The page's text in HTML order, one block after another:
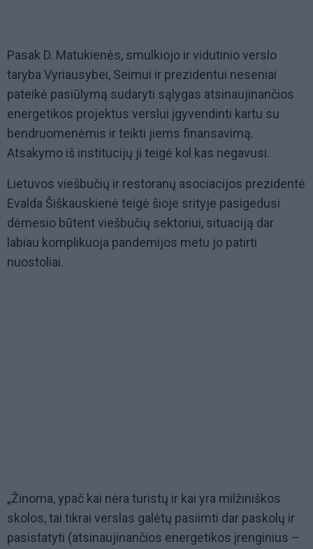
Pasak D. Matukienės, smulkiojo ir vidutinio verslo
taryba Vyriausybei, Seimui ir prezidentui neseniai
pateikė pasiūlymą sudaryti sąlygas atsinaujinančios
energetikos projektus verslui įgyvendinti kartu su
bendruomenėmis ir teikti jiems finansavimą.
Atsakymo iš institucijų ji teigė kol kas negavusi.
Lietuvos viešbučių ir restoranų asociacijos prezidentė
Evalda Šiškauskienė teigė šioje srityje pasigedusi
dėmesio būtent viešbučių sektoriui, situaciją dar
labiau komplikuoja pandemijos metu jo patirti
nuostoliai.
„Žinoma, ypač kai nėra turistų ir kai yra milžiniškos
skolos, tai tikrai verslas galėtų pasiimti dar paskolų ir
pasistatyti (atsinaujinančios energetikos įrenginius –